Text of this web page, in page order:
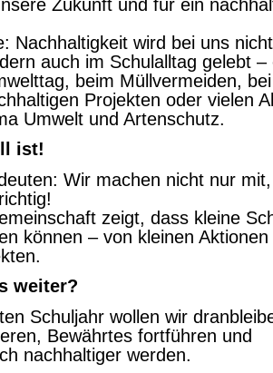
Zukunft und für ein
Nachhaltigkeit wird bei uns
auch im Schulalltag gelebt –
beim Müllvermeiden, bei
Projekten oder vielen
Umwelt und Artenschutz.
ist!
Wir machen nicht nur
zeigt, dass kleine
können – von kleinen
weiter?
Schuljahr wollen wir
Bewährtes fortführen und
nachhaltiger werden.